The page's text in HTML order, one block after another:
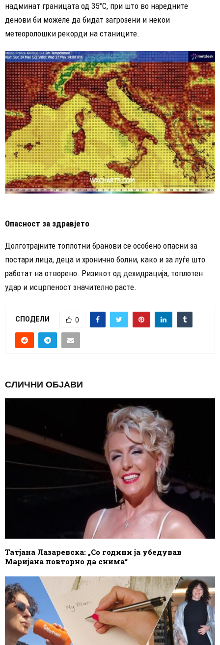
надминат границата од 35°C, при што во наредните
денови би можеле да бидат загрозени и некои
метеоролошки рекорди на станиците.
Опасност за здравјето
Долготрајните топлотни бранови се особено опасни за
постари лица, деца и хронично болни, како и за луѓе што
работат на отворено. Ризикот од дехидрација, топлотен
удар и исцрпеност значително расте.
СПОДЕЛИ 0
СЛИЧНИ ОБЈАВИ
Татјана Лазаревска: „Со години ја убедував
Маријана повторно да снима“